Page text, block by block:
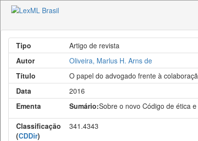
Tipo
Artigo de revista
Autor
Oliveira, Marlus H. Arns de
Título
O papel do advogado frente à
Data
2016
Ementa
Sumário:Sobre o novo Código de ética
Classificação
(CDDir)
341.4343